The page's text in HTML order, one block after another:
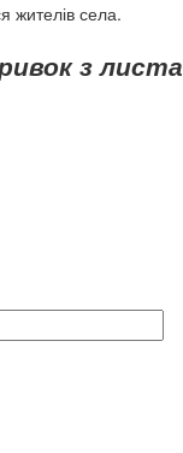
жителів села.
з листа